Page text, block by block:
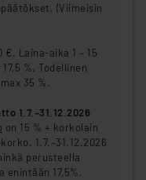
(Viimeisin
€. Laina-aika 1 – 15
%. Todellinen
35 %.
1.7.–31.12.2026
on 15 % + korkolain
1.7.–31.12.2026
perusteella
enintään 17,5%.